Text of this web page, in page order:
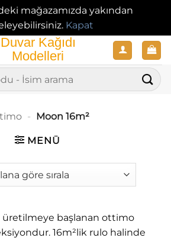
mağazamızda yakından
Kapat
- Moon 16m²
MENÜ
üretilmeye başlanan ottimo
16m²lik rulo halinde